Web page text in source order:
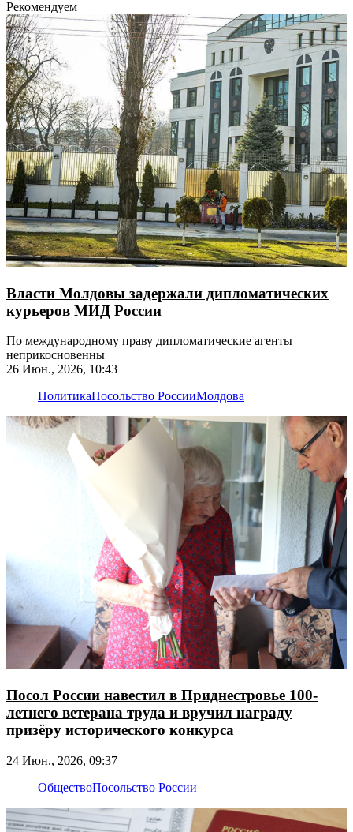
Рекомендуем
Власти Молдовы задержали дипломатических
курьеров МИД России
По международному праву дипломатические агенты
неприкосновенны
26 Июн., 2026, 10:43
ПолитикаПосольство РоссииМолдова
Посол России навестил в Приднестровье 100-
летнего ветерана труда и вручил награду
призёру исторического конкурса
24 Июн., 2026, 09:37
ОбществоПосольство России